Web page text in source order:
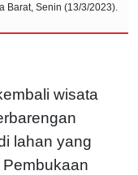
Barat, Senin (13/3/2023).
wisata
lahan yang